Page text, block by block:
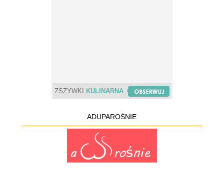
ZSZYWKI KULINARNA_CHWILA
ADUPAROŚNIE